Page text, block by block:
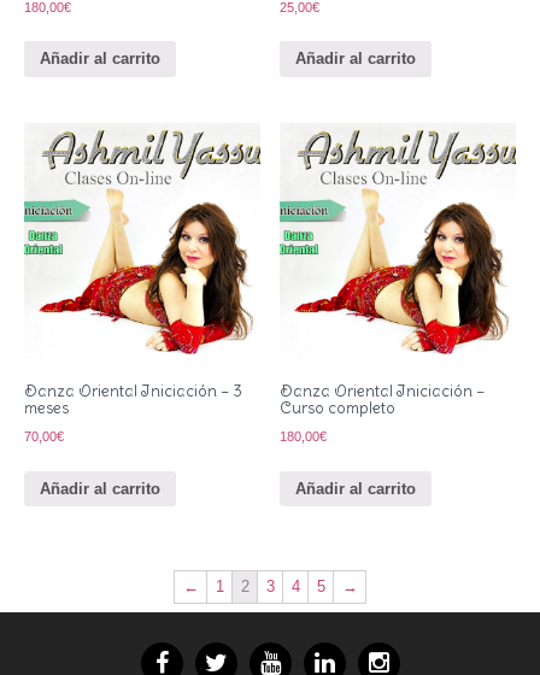
180,00€
Añadir al carrito
25,00€
Añadir al carrito
Danza Oriental Iniciación – 3
meses
70,00€
Añadir al carrito
Danza Oriental Iniciación –
Curso completo
180,00€
Añadir al carrito
← 1 2 3 4 5 →